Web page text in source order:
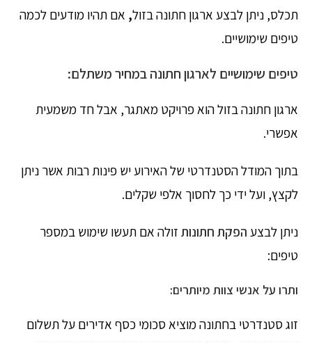
תכלס, ניתן לבצע ארגון חתונה בזול, אם תהיו מודעים לכמה
טיפים שימושיים.
טיפים שימושיים לארגון חתונה במחיר משתלם:
ארגון חתונה בזול הוא פרויקט מאתגר, אבל חד משמעית
אפשרי.
בתוך המודל הסטנדרטי של האירוע יש פינות רבות אשר ניתן
לקצץ, ועל ידי כך לחסוך אלפי שקלים.
ניתן לבצע הפקת חתונות זולה אם תעשו שימוש במספר
טיפים:
ותרו על אנשי צוות מיותרים:
זוג סטנדרטי בחתונה מוציא סכומי כסף אדירים על תשלום